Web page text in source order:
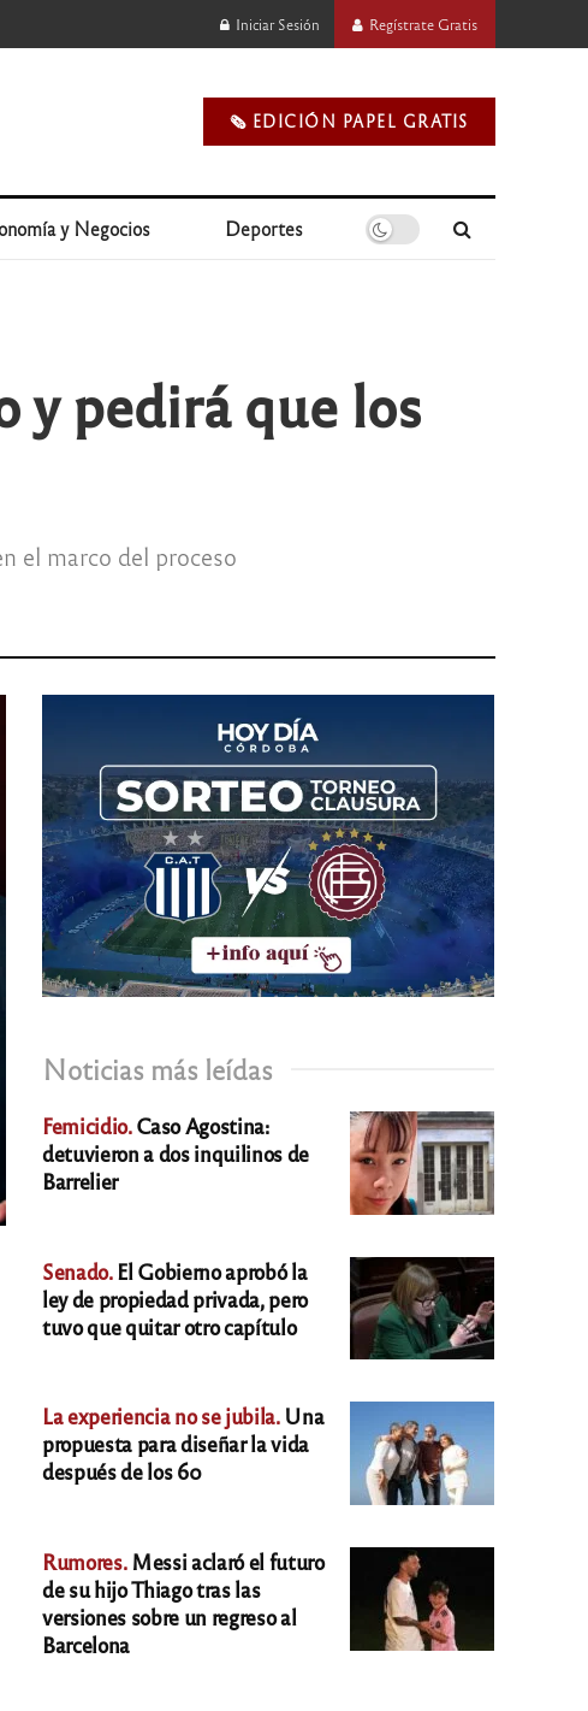
Iniciar Sesión Regístrate Gratis
🗞️ EDICIÓN PAPEL GRATIS
y Negocios Deportes
y pedirá que los
el marco del proceso
Noticias más leídas
Femicidio.Caso Agostina:
detuvieron a dos inquilinos de
Barrelier
Senado.El Gobierno aprobó la
ley de propiedad privada, pero
tuvo que quitar otro capítulo
La experiencia no se jubila.Una
propuesta para diseñar la vida
después de los 60
Rumores.Messi aclaró el futuro
de su hijo Thiago tras las
versiones sobre un regreso al
Barcelona